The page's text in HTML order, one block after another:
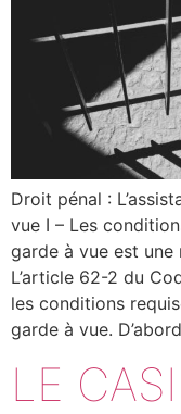
Droit pénal :
vue I – Les
garde à vue est
L’article 62-2 du
les conditions
garde à vue.
LE